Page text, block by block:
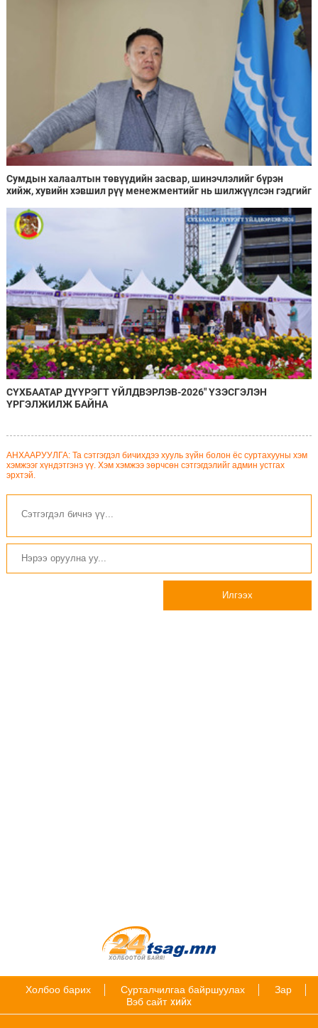
Сумдын халаалтын төвүүдийн засвар, шинэчлэлийг бүрэн
хийж, хувийн хэвшил рүү менежментийг нь шилжүүлсэн гэдгийг
СҮХБААТАР ДҮҮРЭГТ ҮЙЛДВЭРЛЭВ-2026" ҮЗЭСГЭЛЭН
ҮРГЭЛЖИЛЖ БАЙНА
АНХААРУУЛГА: Та сэтгэгдэл бичихдээ хууль зүйн болон ёс суртахууны хэм
хэмжээг хүндэтгэнэ үү. Хэм хэмжээ зөрчсөн сэтгэгдэлийг админ устгах
эрхтэй.
Илгээх
Холбоо барих Сурталчилгаа байршуулах
Зар
Вэб сайт хийх